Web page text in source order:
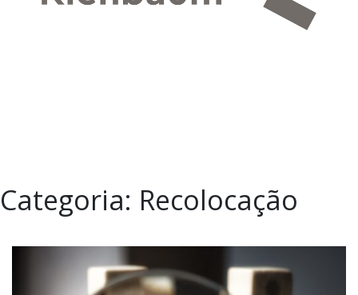
Categoria: Recolocação